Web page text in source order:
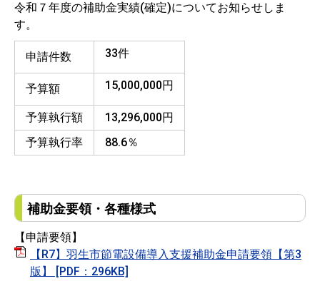
令和７年度の補助金実績(確定)についてお知らせしま
す。
申請件数 33件
予算額 15,000,000円
予算執行額
13,296,000円
予算執行率
88.6％
補助金要領・各種様式
【申請要領】
【R7】羽生市節電設備導入支援補助金申請要領【第3
版】 [PDF：296KB]